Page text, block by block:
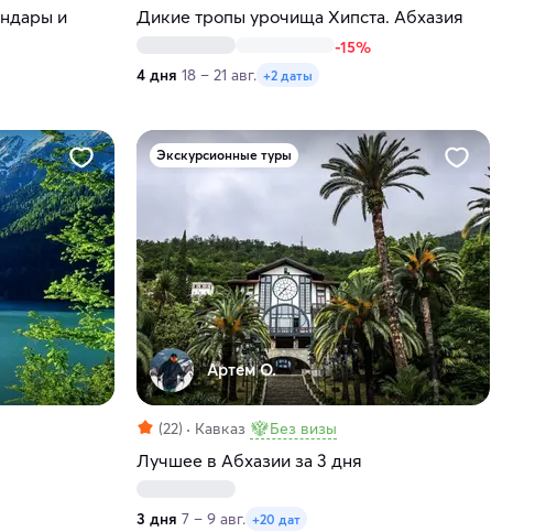
и
Дикие тропы урочища Хипста. Абхазия
-15%
4 дня 18 – 21 авг. +2 даты
Экскурсионные туры
Артем О.
(22) Кавказ Без визы
Лучшее в Абхазии за 3 дня
3 дня 7 – 9 авг. +20 дат